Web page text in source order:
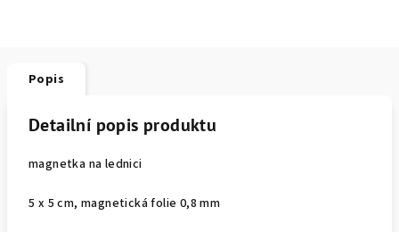
Popis
Detailní popis produktu
magnetka na lednici
5 x 5 cm, magnetická folie 0,8 mm